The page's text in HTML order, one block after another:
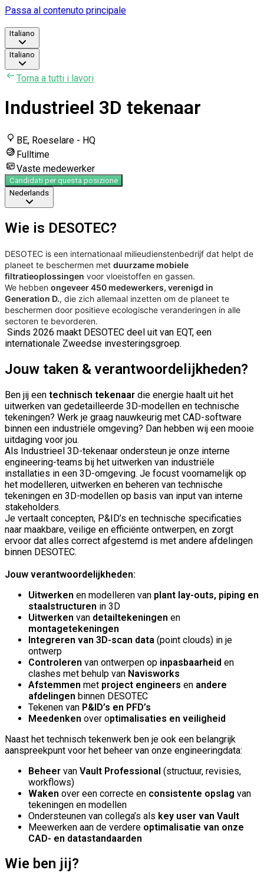
Passa al contenuto principale
Italiano
Italiano
Torna a tutti i lavori
Industrieel 3D tekenaar
BE, Roeselare - HQ
Fulltime
Vaste medewerker
Candidati per questa posizione
Nederlands
Wie is DESOTEC?
DESOTEC is een internationaal milieudienstenbedrijf dat helpt de
planeet te beschermen met duurzame mobiele
filtratieoplossingen voor vloeistoffen en gassen.
We hebben ongeveer 450 medewerkers, verenigd in
Generation D., die zich allemaal inzetten om de planeet te
beschermen door positieve ecologische veranderingen in alle
sectoren te bevorderen.
Sinds 2026 maakt DESOTEC deel uit van EQT, een
internationale Zweedse investeringsgroep.
Jouw taken & verantwoordelijkheden?
Ben jij een technisch tekenaar die energie haalt uit het
uitwerken van gedetailleerde 3D-modellen en technische
tekeningen? Werk je graag nauwkeurig met CAD-software
binnen een industriële omgeving? Dan hebben wij een mooie
uitdaging voor jou.
Als Industrieel 3D-tekenaar ondersteun je onze interne
engineering-teams bij het uitwerken van industriële
installaties in een 3D-omgeving. Je focust voornamelijk op
het modelleren, uitwerken en beheren van technische
tekeningen en 3D-modellen op basis van input van interne
stakeholders.
Je vertaalt concepten, P&ID’s en technische specificaties
naar maakbare, veilige en efficiënte ontwerpen, en zorgt
ervoor dat alles correct afgestemd is met andere afdelingen
binnen DESOTEC.
Jouw verantwoordelijkheden:
Uitwerken en modelleren van plant lay-outs, piping en
staalstructuren in 3D
Uitwerken van detailtekeningen en
montagetekeningen
Integreren van 3D-scan data (point clouds) in je
ontwerp
Controleren van ontwerpen op inpasbaarheid en
clashes met behulp van Navisworks
Afstemmen met project engineers en andere
afdelingen binnen DESOTEC
Tekenen van P&ID’s en PFD’s
Meedenken over optimalisaties en veiligheid
Naast het technisch tekenwerk ben je ook een belangrijk
aanspreekpunt voor het beheer van onze engineeringdata:
Beheer van Vault Professional (structuur, revisies,
workflows)
Waken over een correcte en consistente opslag van
tekeningen en modellen
Ondersteunen van collega’s als key user van Vault
Meewerken aan de verdere optimalisatie van onze
CAD- en datastandaarden
Wie ben jij?